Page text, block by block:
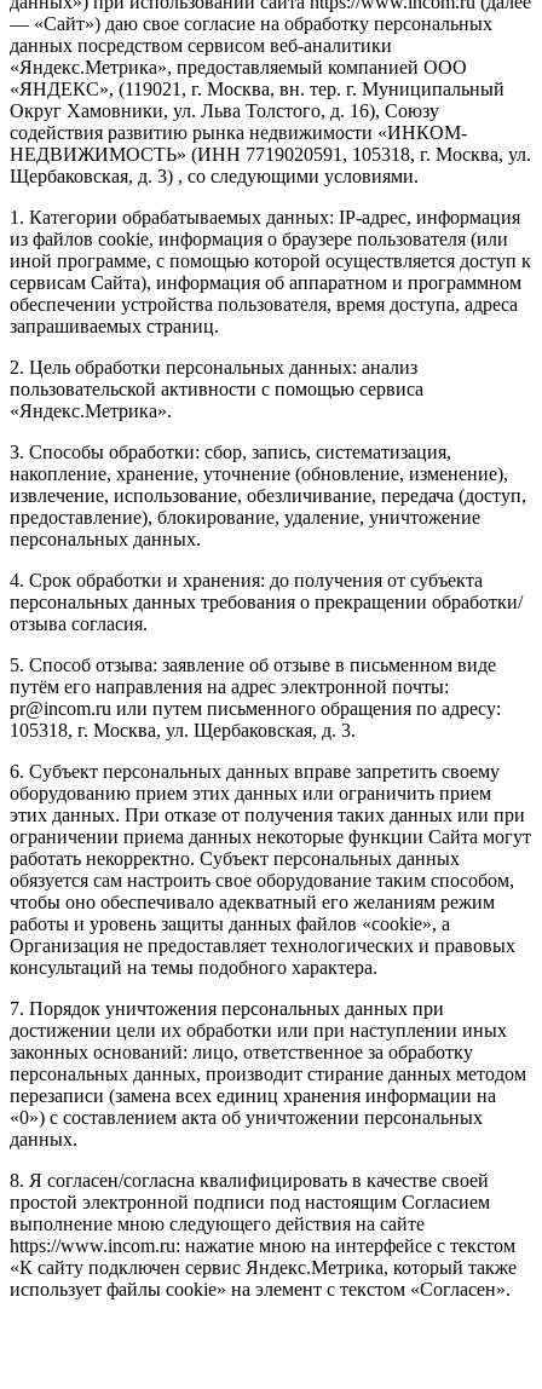
— «Сайт») даю свое согласие на обработку персональных
данных посредством сервисом веб-аналитики
«Яндекс.Метрика», предоставляемый компанией ООО
«ЯНДЕКС», (119021, г. Москва, вн. тер. г. Муниципальный
Округ Хамовники, ул. Льва Толстого, д. 16), Союзу
содействия развитию рынка недвижимости «ИНКОМ-
НЕДВИЖИМОСТЬ» (ИНН 7719020591, 105318, г. Москва, ул.
Щербаковская, д. 3) , со следующими условиями.
1. Категории обрабатываемых данных: IP-адрес, информация
из файлов cookie, информация о браузере пользователя (или
иной программе, с помощью которой осуществляется доступ к
сервисам Сайта), информация об аппаратном и программном
обеспечении устройства пользователя, время доступа, адреса
запрашиваемых страниц.
2. Цель обработки персональных данных: анализ
пользовательской активности с помощью сервиса
«Яндекс.Метрика».
3. Способы обработки: сбор, запись, систематизация,
накопление, хранение, уточнение (обновление, изменение),
извлечение, использование, обезличивание, передача (доступ,
предоставление), блокирование, удаление, уничтожение
персональных данных.
4. Срок обработки и хранения: до получения от субъекта
персональных данных требования о прекращении обработки/
отзыва согласия.
5. Способ отзыва: заявление об отзыве в письменном виде
путём его направления на адрес электронной почты:
pr@incom.ru или путем письменного обращения по адресу:
105318, г. Москва, ул. Щербаковская, д. 3.
6. Субъект персональных данных вправе запретить своему
оборудованию прием этих данных или ограничить прием
этих данных. При отказе от получения таких данных или при
ограничении приема данных некоторые функции Сайта могут
работать некорректно. Субъект персональных данных
обязуется сам настроить свое оборудование таким способом,
чтобы оно обеспечивало адекватный его желаниям режим
работы и уровень защиты данных файлов «cookie», а
Организация не предоставляет технологических и правовых
консультаций на темы подобного характера.
7. Порядок уничтожения персональных данных при
достижении цели их обработки или при наступлении иных
законных оснований: лицо, ответственное за обработку
персональных данных, производит стирание данных методом
перезаписи (замена всех единиц хранения информации на
«0») с составлением акта об уничтожении персональных
данных.
8. Я согласен/согласна квалифицировать в качестве своей
простой электронной подписи под настоящим Согласием
выполнение мною следующего действия на сайте
https://www.incom.ru: нажатие мною на интерфейсе с текстом
«К сайту подключен сервис Яндекс.Метрика, который также
использует файлы cookie» на элемент с текстом «Согласен».